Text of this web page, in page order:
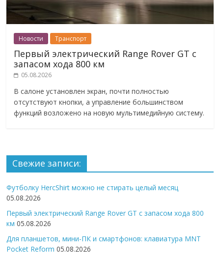
Новости Транспорт
Первый электрический Range Rover GT с
запасом хода 800 км
05.08.2026
В салоне установлен экран, почти полностью
отсутствуют кнопки, а управление большинством
функций возложено на новую мультимедийную систему.
Свежие записи:
Футболку HercShirt можно не стирать целый месяц
05.08.2026
Первый электрический Range Rover GT с запасом хода 800
км 05.08.2026
Для планшетов, мини-ПК и смартфонов: клавиатура MNT
Pocket Reform 05.08.2026